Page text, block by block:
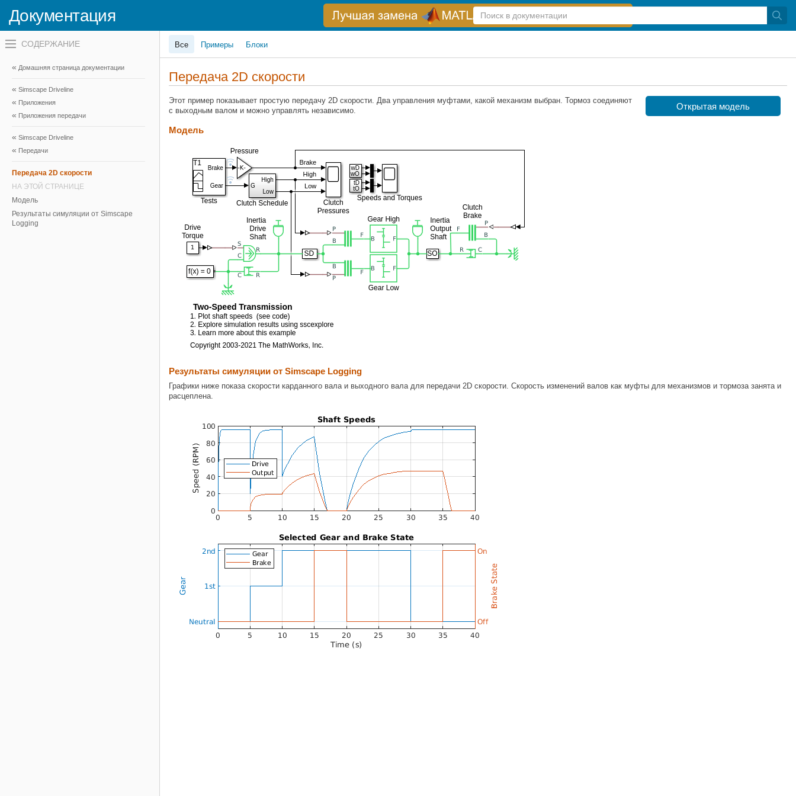
Документация
Справка
по
Переключатель
навигационного
вне
холста
навигационного
меню
холста
Домашняя страница документации
Simscape Driveline
Приложения
Приложения передачи
Simscape Driveline
Передачи
Передача 2D скорости
НА ЭТОЙ СТРАНИЦЕ
Модель
Результаты симуляции от Simscape
Logging
Все Примеры Блоки
Передача 2D скорости
Открытая модель
Этот пример показывает простую передачу 2D скорости. Два управления муфтами, какой механизм выбран. Тормоз соединяют
с выходным валом и можно управлять независимо.
Модель
Результаты симуляции от Simscape Logging
Графики ниже показа скорости карданного вала и выходного вала для передачи 2D скорости. Скорость изменений валов как муфты для механизмов и тормоза занята и
расцеплена.